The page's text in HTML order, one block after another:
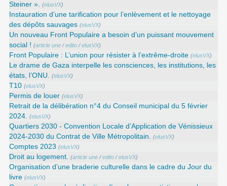
Steiner ». (elusVX)
Instauration d’une tarification pour l’enlèvement et le nettoyage
des dépôts sauvages (elusVX)
Un nouveau Front Populaire a besoin d’un puissant mouvement
social ! (article une/edito/elusVX)
Front Populaire : L’union pour résister à l’extrême-droite (elusVX)
Le drame de Gaza interpelle les consciences, les institutions, les
états, l’ONU. (elusVX)
T10 (elusVX)
Permis de louer (elusVX)
Retrait de la délibération n°4 du Conseil municipal du 5 février
2024. (elusVX)
Quartiers 2030 - Convention Locale d’Application de Vénissieux
2024-2030 du Contrat de Ville Métropolitain. (elusVX)
Comptes 2023 (elusVX)
Droit au logement. (article une/edito/elusVX)
Organisation d’une braderie culturelle dans le cadre du Jour du
livre (elusVX)